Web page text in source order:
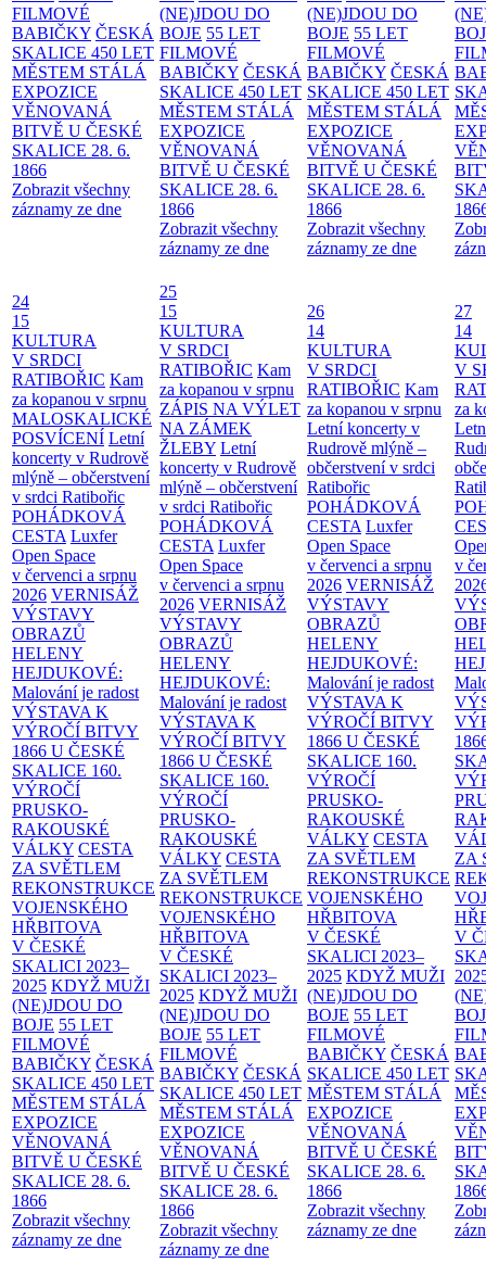
FILMOVÉ
BABIČKY ČESKÁ
SKALICE 450 LET
MĚSTEM STÁLÁ
EXPOZICE
VĚNOVANÁ
BITVĚ U ČESKÉ
SKALICE 28. 6.
1866
Zobrazit všechny
záznamy ze dne
(NE)JDOU DO
BOJE 55 LET
FILMOVÉ
BABIČKY ČESKÁ
SKALICE 450 LET
MĚSTEM STÁLÁ
EXPOZICE
VĚNOVANÁ
BITVĚ U ČESKÉ
SKALICE 28. 6.
1866
Zobrazit všechny
záznamy ze dne
(NE)JDOU DO
BOJE 55 LET
FILMOVÉ
BABIČKY ČESKÁ
SKALICE 450 LET
MĚSTEM STÁLÁ
EXPOZICE
VĚNOVANÁ
BITVĚ U ČESKÉ
SKALICE 28. 6.
1866
Zobrazit všechny
záznamy ze dne
24
15
KULTURA
V SRDCI
RATIBOŘIC Kam
za kopanou v srpnu
MALOSKALICKÉ
POSVÍCENÍ Letní
koncerty v Rudrově
mlýně – občerstvení
v srdci Ratibořic
POHÁDKOVÁ
CESTA Luxfer
Open Space
v červenci a srpnu
2026 VERNISÁŽ
VÝSTAVY
OBRAZŮ
HELENY
HEJDUKOVÉ:
Malování je radost
VÝSTAVA K
VÝROČÍ BITVY
1866 U ČESKÉ
SKALICE 160.
VÝROČÍ
PRUSKO-
RAKOUSKÉ
VÁLKY CESTA
ZA SVĚTLEM
REKONSTRUKCE
VOJENSKÉHO
HŘBITOVA
V ČESKÉ
SKALICI 2023–
2025 KDYŽ MUŽI
(NE)JDOU DO
BOJE 55 LET
FILMOVÉ
BABIČKY ČESKÁ
SKALICE 450 LET
MĚSTEM STÁLÁ
EXPOZICE
VĚNOVANÁ
BITVĚ U ČESKÉ
SKALICE 28. 6.
1866
Zobrazit všechny
záznamy ze dne
25
15
KULTURA
V SRDCI
RATIBOŘIC Kam
za kopanou v srpnu
ZÁPIS NA VÝLET
NA ZÁMEK
ŽLEBY Letní
koncerty v Rudrově
mlýně – občerstvení
v srdci Ratibořic
POHÁDKOVÁ
CESTA Luxfer
Open Space
v červenci a srpnu
2026 VERNISÁŽ
VÝSTAVY
OBRAZŮ
HELENY
HEJDUKOVÉ:
Malování je radost
VÝSTAVA K
VÝROČÍ BITVY
1866 U ČESKÉ
SKALICE 160.
VÝROČÍ
PRUSKO-
RAKOUSKÉ
VÁLKY CESTA
ZA SVĚTLEM
REKONSTRUKCE
VOJENSKÉHO
HŘBITOVA
V ČESKÉ
SKALICI 2023–
2025 KDYŽ MUŽI
(NE)JDOU DO
BOJE 55 LET
FILMOVÉ
BABIČKY ČESKÁ
SKALICE 450 LET
MĚSTEM STÁLÁ
EXPOZICE
VĚNOVANÁ
BITVĚ U ČESKÉ
SKALICE 28. 6.
1866
Zobrazit všechny
záznamy ze dne
26
14
KULTURA
V SRDCI
RATIBOŘIC Kam
za kopanou v srpnu
Letní koncerty v
Rudrově mlýně –
občerstvení v srdci
Ratibořic
POHÁDKOVÁ
CESTA Luxfer
Open Space
v červenci a srpnu
2026 VERNISÁŽ
VÝSTAVY
OBRAZŮ
HELENY
HEJDUKOVÉ:
Malování je radost
VÝSTAVA K
VÝROČÍ BITVY
1866 U ČESKÉ
SKALICE 160.
VÝROČÍ
PRUSKO-
RAKOUSKÉ
VÁLKY CESTA
ZA SVĚTLEM
REKONSTRUKCE
VOJENSKÉHO
HŘBITOVA
V ČESKÉ
SKALICI 2023–
2025 KDYŽ MUŽI
(NE)JDOU DO
BOJE 55 LET
FILMOVÉ
BABIČKY ČESKÁ
SKALICE 450 LET
MĚSTEM STÁLÁ
EXPOZICE
VĚNOVANÁ
BITVĚ U ČESKÉ
SKALICE 28. 6.
1866
Zobrazit všechny
záznamy ze dne
27
14
V
za
v
ZA
V